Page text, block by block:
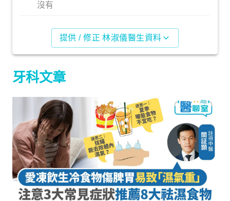
沒有
提供 / 修正 林淑儀醫生資料
牙科文章